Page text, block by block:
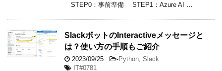
STEP0：事前準備 STEP1：Azure AI …
SlackボットのInteractiveメッセージと
は？使い方の手順もご紹介
2023/09/25 -Python Slack
IT#0781